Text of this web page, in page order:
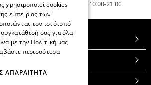
10:00-15:00, Τρ.- Πεμπ.- Παρ. 10:00-21:00
χρησιμοποιεί cookies
εμπειρίας των
τον ιστότοπό
σας για όλα
με την Πολιτική μας
περισσότερα
ΑΠΑΡΑΙΤΗΤΑ